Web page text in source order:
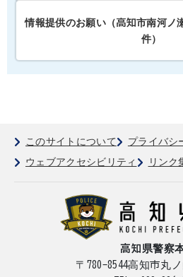
情報提供のお願い（高知市南河ノ
件）
このサイトについて
プライバシ
ウェブアクセシビリティ
リンク
高知県警察
〒780-8544高知市丸